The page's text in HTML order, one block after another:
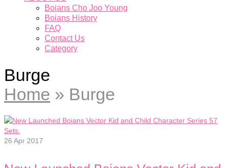
Boians Cho Joo Young
Boians History
FAQ
Contact Us
Category
Burge
Home » Burge
26 Apr 2017